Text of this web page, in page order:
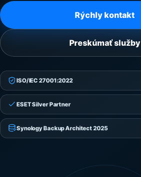
Rýchly kontakt
Preskúmať služby
ISO/IEC 27001:2022
ESET Silver Partner
Synology Backup Architect 2025